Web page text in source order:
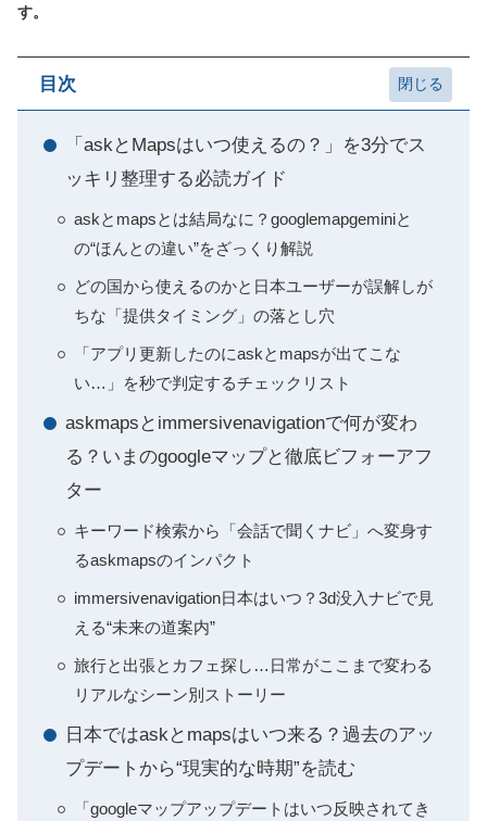
す。
目次
「askとMapsはいつ使えるの？」を3分でス
ッキリ整理する必読ガイド
askとmapsとは結局なに？googlemapgeminiと
の“ほんとの違い”をざっくり解説
どの国から使えるのかと日本ユーザーが誤解しが
ちな「提供タイミング」の落とし穴
「アプリ更新したのにaskとmapsが出てこな
い…」を秒で判定するチェックリスト
askmapsとimmersivenavigationで何が変わ
る？いまのgoogleマップと徹底ビフォーアフ
ター
キーワード検索から「会話で聞くナビ」へ変身す
るaskmapsのインパクト
immersivenavigation日本はいつ？3d没入ナビで見
える“未来の道案内”
旅行と出張とカフェ探し…日常がここまで変わる
リアルなシーン別ストーリー
日本ではaskとmapsはいつ来る？過去のアッ
プデートから“現実的な時期”を読む
「googleマップアップデートはいつ反映されてき